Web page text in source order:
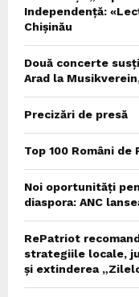
Independență:
Chișinău
Două concerte
Arad la
Precizări de presă
Top 100 Români
Noi oportunități
diaspora: ANC
RePatriot
strategiile locale,
și extinderea